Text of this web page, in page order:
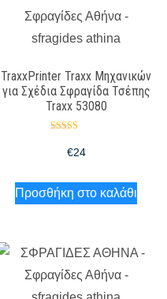
TraxxPrinter Traxx Μηχανικών
για Σχέδια Σφραγίδα Τσέπης
Traxx 53080
ηκε με
5.00
€24
Προσθήκη στο καλάθι